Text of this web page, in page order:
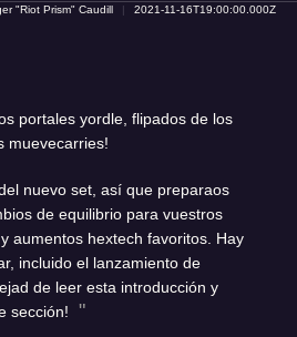
"Riot Prism" Caudill 2021-11-16T19:00:00.000Z
portales yordle, flipados de los
muevecarries!
nuevo set, así que preparaos
de equilibrio para vuestros
aumentos hextech favoritos. Hay
incluido el lanzamiento de
de leer esta introducción y
sección!